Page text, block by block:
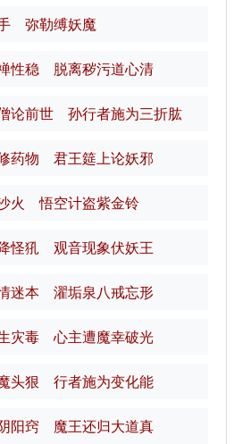
弥勒缚妖魔
性稳 脱离秽污道心清
论前世 孙行者施为三折肱
药物 君王筵上论妖邪
火 悟空计盗紫金铃
怪犼 观音现象伏妖王
迷本 濯垢泉八戒忘形
灾毒 心主遭魔幸破光
头狠 行者施为变化能
阳窍 魔王还归大道真